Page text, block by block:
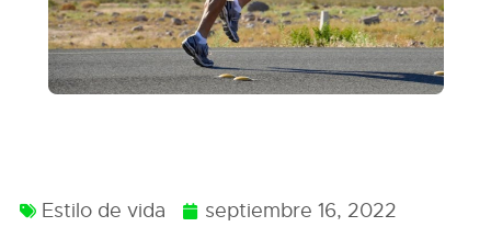
Estilo de vida septiembre 16, 2022